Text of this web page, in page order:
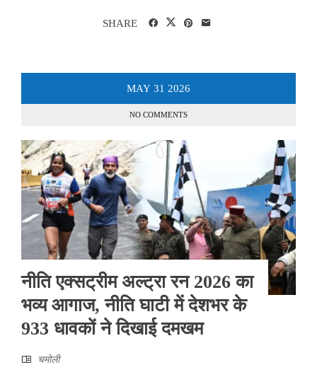
SHARE
MAY 31 2026
NO COMMENTS
नीति एक्सट्रीम अल्ट्रा रन 2026 का
भव्य आगाज, नीति घाटी में देशभर के
933 धावकों ने दिखाई दमखम
चमोली